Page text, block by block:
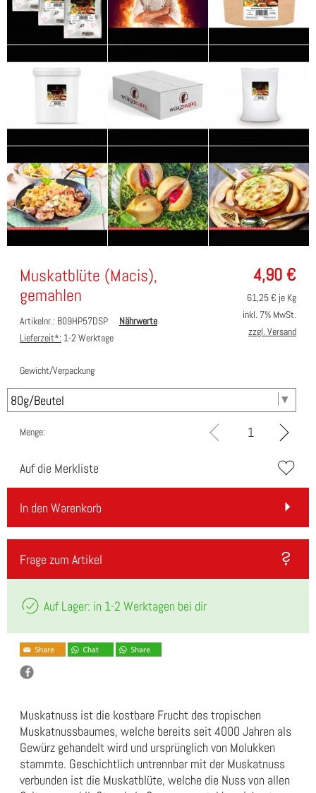
4,90 €
Muskatblüte (Macis),
gemahlen
Artikelnr.: B09HP57DSP
Nährwerte
Lieferzeit*: 1-2 Werktage
61,25€ je Kg
inkl. 7% MwSt.
zzgl. Versand
Gewicht/Verpackung
Menge:
Auf die Merkliste
In den Warenkorb
Frage zum Artikel
Auf Lager: in 1-2 Werktagen bei dir
Muskatnuss ist die kostbare Frucht des tropischen
Muskatnussbaumes, welche bereits seit 4000 Jahren als
Gewürz gehandelt wird und ursprünglich von Molukken
stammte. Geschichtlich untrennbar mit der Muskatnuss
verbunden ist die Muskatblüte, welche die Nuss von allen